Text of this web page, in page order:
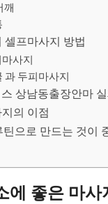
깨
셀프마사지 방법
사지
과 두피마사지
상남동출장안마
의 이점
틴으로 만드는 것이
에 좋은 마사